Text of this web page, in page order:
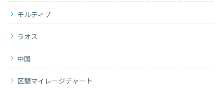
モルディブ
ラオス
中国
区間マイレージチャート